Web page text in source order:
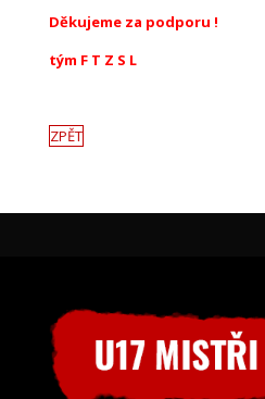
Děkujeme za podporu !
tým F T Z S L
ZPĚT